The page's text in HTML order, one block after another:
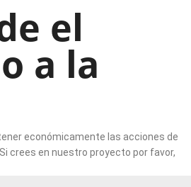
el
a la
económicamente las acciones de
crees en nuestro proyecto por favor,